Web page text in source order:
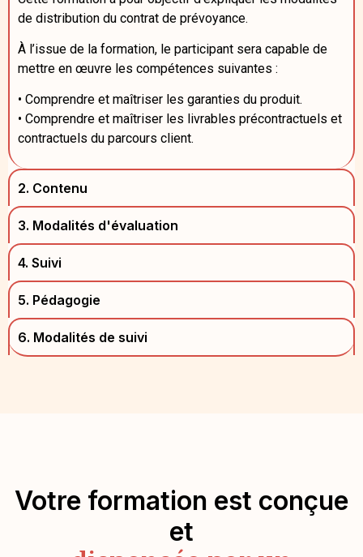
de distribution du contrat de prévoyance.
À l’issue de la formation, le participant sera capable de
mettre en œuvre les compétences suivantes :
• Comprendre et maîtriser les garanties du produit.
• Comprendre et maîtriser les livrables précontractuels et
contractuels du parcours client.
2. Contenu
3. Modalités d'évaluation
4. Suivi
5. Pédagogie
6. Modalités de suivi
Votre formation est conçue
et